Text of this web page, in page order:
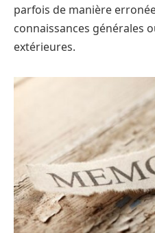
parfois de manière
connaissances générales
extérieures.